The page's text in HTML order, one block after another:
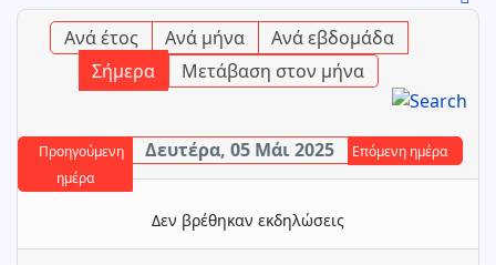
Ανά έτος Ανά μήνα
Ανά εβδομάδα
Σήμερα
Μετάβαση στον μήνα
Προηγούμενη
ημέρα
Δευτέρα, 05 Μάι 2025 Επόμενη ημέρα
Δεν βρέθηκαν εκδηλώσεις